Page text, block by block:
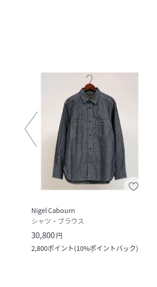
Nigel Cabourn
シャツ・ブラウス
30,800円
2,800ポイント(10%ポイントバック)